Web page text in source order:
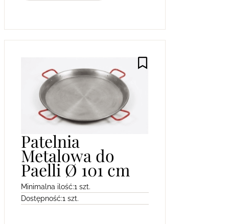
Patelnia
Metalowa do
Paelli Ø 101 cm
Minimalna ilość:1 szt.
Dostępność:1 szt.